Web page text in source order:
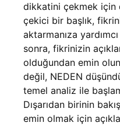
dikkatini çekmek için
çekici bir başlık,
aktarmanıza
sonra, fikrinizin
olduğundan emin
değil, NEDEN
temel analiz ile
Dışarıdan birinin
emin olmak için